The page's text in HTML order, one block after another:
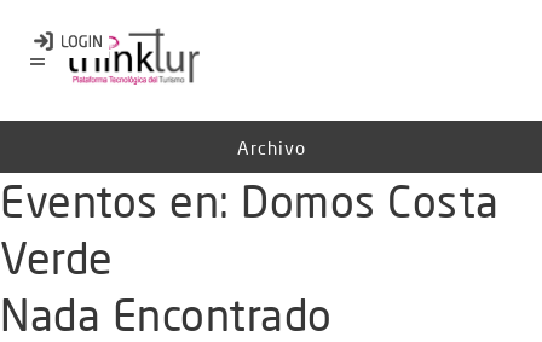
Archivo
Eventos en: Domos Costa
Verde
Nada Encontrado